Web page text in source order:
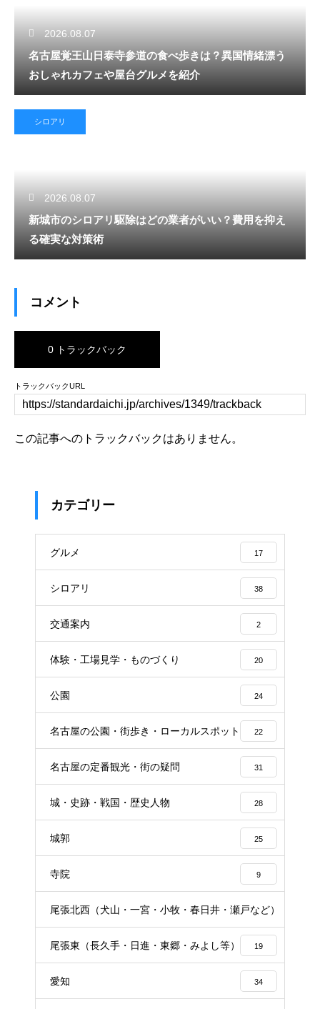
2026.08.07
名古屋覚王山日泰寺参道の食べ歩きは？異国情緒漂う
おしゃれカフェや屋台グルメを紹介
シロアリ
2026.08.07
新城市のシロアリ駆除はどの業者がいい？費用を抑え
る確実な対策術
コメント
0 トラックバック
トラックバックURL
この記事へのトラックバックはありません。
カテゴリー
グルメ 17
シロアリ 38
交通案内 2
体験・工場見学・ものづくり 20
公園 24
名古屋の公園・街歩き・ローカルスポット 22
名古屋の定番観光・街の疑問 31
城・史跡・戦国・歴史人物 28
城郭 25
寺院 9
尾張北西（犬山・一宮・小牧・春日井・瀬戸など）
尾張東（長久手・日進・東郷・みよし等） 19
愛知 34